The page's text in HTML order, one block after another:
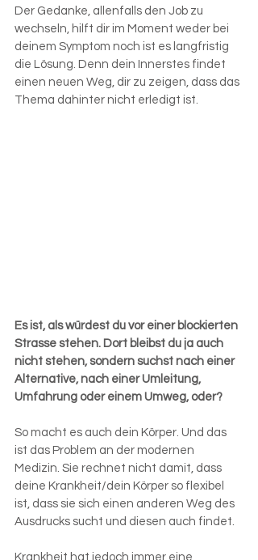
Der Gedanke, allenfalls den Job zu
wechseln, hilft dir im Moment weder bei
deinem Symptom noch ist es langfristig
die Lösung. Denn dein Innerstes findet
einen neuen Weg, dir zu zeigen, dass das
Thema dahinter nicht erledigt ist.
Es ist, als würdest du vor einer blockierten
Strasse stehen. Dort bleibst du ja auch
nicht stehen, sondern suchst nach einer
Alternative, nach einer Umleitung,
Umfahrung oder einem Umweg, oder?
So macht es auch dein Körper. Und das
ist das Problem an der modernen
Medizin. Sie rechnet nicht damit, dass
deine Krankheit/dein Körper so flexibel
ist, dass sie sich einen anderen Weg des
Ausdrucks sucht und diesen auch findet.
Krankheit hat jedoch immer eine